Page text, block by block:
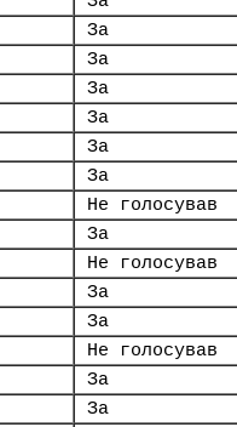
За
За
За
За
За
За
Не голосував
За
Не голосував
За
За
Не голосував
За
За